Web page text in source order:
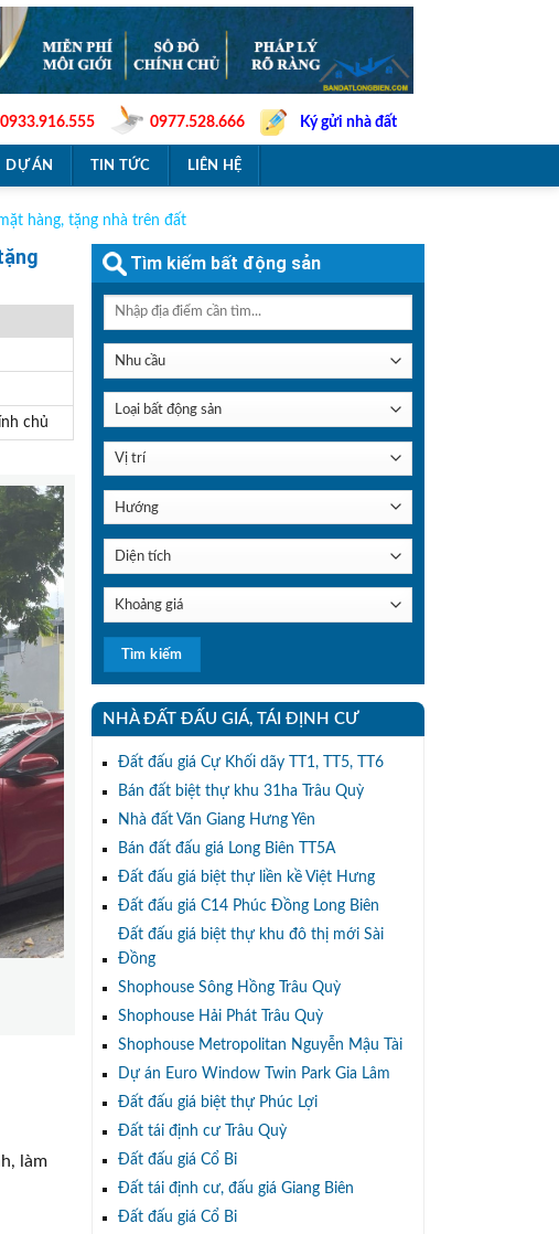
0933.916.555 0977.528.666 Ký gửi nhà đất
DỰ ÁN TIN TỨC LIÊN HỆ
hàng, tặng nhà trên đất
chủ
làm
Tìm kiếm bất động sản
NHÀ ĐẤT ĐẤU GIÁ, TÁI ĐỊNH CƯ
Đất đấu giá Cự Khối dãy TT1, TT5, TT6
Bán đất biệt thự khu 31ha Trâu Quỳ
Nhà đất Văn Giang Hưng Yên
Bán đất đấu giá Long Biên TT5A
Đất đấu giá biệt thự liền kề Việt Hưng
Đất đấu giá C14 Phúc Đồng Long Biên
Đất đấu giá biệt thự khu đô thị mới Sài
Đồng
Shophouse Sông Hồng Trâu Quỳ
Shophouse Hải Phát Trâu Quỳ
Shophouse Metropolitan Nguyễn Mậu Tài
Dự án Euro Window Twin Park Gia Lâm
Đất đấu giá biệt thự Phúc Lợi
Đất tái định cư Trâu Quỳ
Đất đấu giá Cổ Bi
Đất tái định cư, đấu giá Giang Biên
Đất đấu giá Cổ Bi